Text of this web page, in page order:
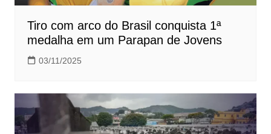
Tiro com arco do Brasil conquista 1ª
medalha em um Parapan de Jovens
03/11/2025